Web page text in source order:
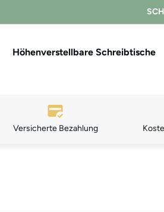
Höhenverstellbare Schreibtische
Versicherte Bezahlung K